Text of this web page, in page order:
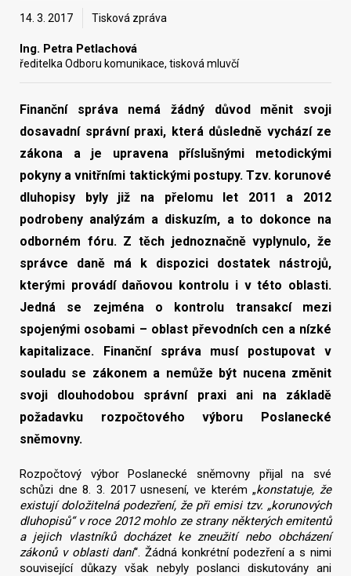
Vyhledat na webu
14. 3. 2017 Tisková zpráva
Ing. Petra Petlachová
ředitelka Odboru komunikace, tisková mluvčí
Finanční správa nemá žádný důvod měnit svoji
dosavadní správní praxi, která důsledně vychází ze
zákona a je upravena příslušnými metodickými
pokyny a vnitřními taktickými postupy. Tzv. korunové
dluhopisy byly již na přelomu let 2011 a 2012
podrobeny analýzám a diskuzím, a to dokonce na
odborném fóru. Z těch jednoznačně vyplynulo, že
správce daně má k dispozici dostatek nástrojů,
kterými provádí daňovou kontrolu i v této oblasti.
Jedná se zejména o kontrolu transakcí mezi
spojenými osobami – oblast převodních cen a nízké
kapitalizace. Finanční správa musí postupovat v
souladu se zákonem a nemůže být nucena změnit
svoji dlouhodobou správní praxi ani na základě
požadavku rozpočtového výboru Poslanecké
sněmovny.
Rozpočtový výbor Poslanecké sněmovny přijal na své
schůzi dne 8. 3. 2017 usnesení, ve kterém „konstatuje, že
existují doložitelná podezření, že při emisi tzv. „korunových
dluhopisů“ v roce 2012 mohlo ze strany některých emitentů
a jejich vlastníků docházet ke zneužití nebo obcházení
zákonů v oblasti daní“. Žádná konkrétní podezření a s nimi
související důkazy však nebyly poslanci diskutovány ani